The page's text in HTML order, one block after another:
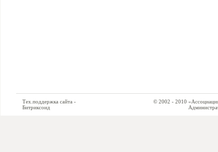
Тех.поддержка сайта -
Битриксоид
© 2002 - 2010 «Ассоциация